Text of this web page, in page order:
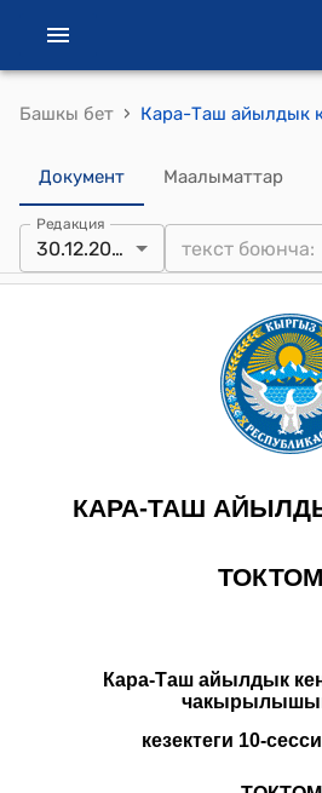
Башкы бет ›
Документ Маалыматтар
Редакция
30.12.2025